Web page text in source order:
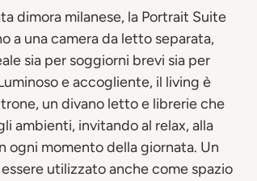
dimora milanese, la Portrait Suite
a una camera da letto separata,
sia per soggiorni brevi sia per
e accogliente, il living è
un divano letto e librerie che
ambienti, invitando al relax, alla
ogni momento della giornata. Un
utilizzato anche come spazio